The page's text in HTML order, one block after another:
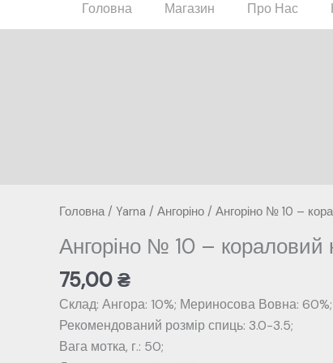
Головна Магазин Про Нас
Головна/ Yarna / Ангоріно/ Ангоріно № 10 –
Ангоріно № 10 – кораловий
75,00₴
Склад: Ангора: 10%; Мериносова Вовна:
Рекомендований розмір спиць: 3.0-3.5;
Вага мотка, г.: 50;